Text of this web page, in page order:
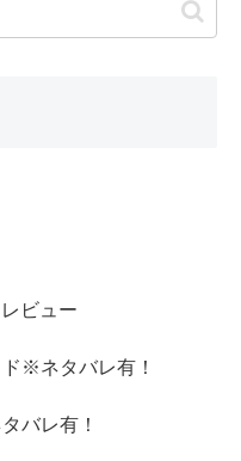
ビュー
※ネタバレ有！
バレ有！